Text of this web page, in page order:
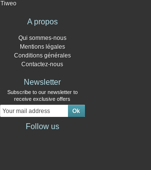
Tiweo
A propos
Qui sommes-nous
Mentions légales
Conditions générales
Contactez-nous
Newsletter
Subscribe to our newsletter to
receive exclusive offers
Follow us